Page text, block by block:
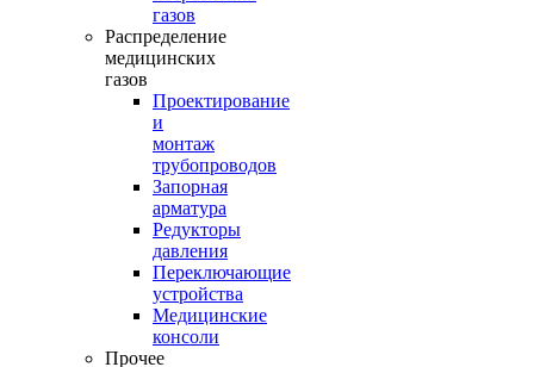
газов
Распределение
медицинских
газов
Проектирование
и
монтаж
трубопроводов
Запорная
арматура
Редукторы
давления
Переключающие
устройства
Медицинские
консоли
Прочее